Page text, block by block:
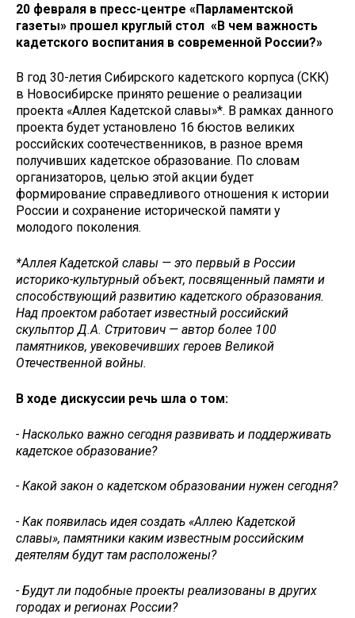
20 февраля в пресс-центре «Парламентской
газеты» прошел круглый стол «В чем важность
кадетского воспитания в современной России?»
В год 30-летия Сибирского кадетского корпуса (СКК)
в Новосибирске принято решение о реализации
проекта «Аллея Кадетской славы»*. В рамках данного
проекта будет установлено 16 бюстов великих
российских соотечественников, в разное время
получивших кадетское образование. По словам
организаторов, целью этой акции будет
формирование справедливого отношения к истории
России и сохранение исторической памяти у
молодого поколения.
*Аллея Кадетской славы — это первый в России
историко-культурный объект, посвященный памяти и
способствующий развитию кадетского образования.
Над проектом работает известный российский
скульптор Д.А. Стритович — автор более 100
памятников, увековечивших героев Великой
Отечественной войны.
В ходе дискуссии речь шла о том:
- Насколько важно сегодня развивать и поддерживать
кадетское образование?
- Какой закон о кадетском образовании нужен сегодня?
- Как появилась идея создать «Аллею Кадетской
славы», памятники каким известным российским
деятелям будут там расположены?
- Будут ли подобные проекты реализованы в других
городах и регионах России?